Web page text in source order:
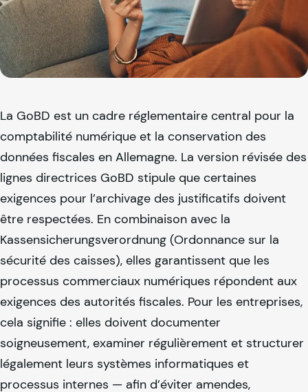
La GoBD est un cadre réglementaire central pour la
comptabilité numérique et la conservation des
données fiscales en Allemagne. La version révisée des
lignes directrices GoBD stipule que certaines
exigences pour l’archivage des justificatifs doivent
être respectées. En combinaison avec la
Kassensicherungsverordnung (Ordonnance sur la
sécurité des caisses), elles garantissent que les
processus commerciaux numériques répondent aux
exigences des autorités fiscales. Pour les entreprises,
cela signifie : elles doivent documenter
soigneusement, examiner régulièrement et structurer
légalement leurs systèmes informatiques et
processus internes — afin d’éviter amendes,